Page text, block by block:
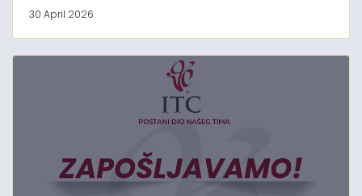
30 April 2026